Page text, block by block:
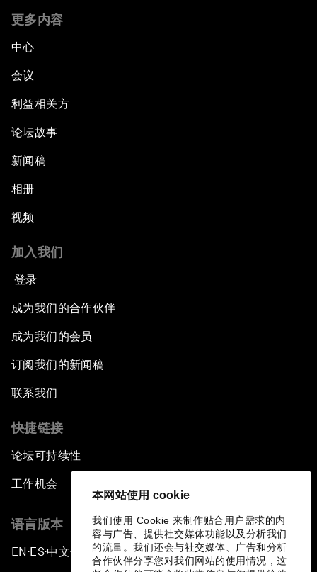
本网站使用 cookie
我们使用 Cookie 来制作贴合用户需求的内
容与广告、提供社交媒体功能以及分析我们
的流量。我们还会与社交媒体、广告和分析
合作伙伴分享您对我们网站的使用情况，这
更多内容
中心
会议
利益相关方
论坛故事
新闻稿
相册
视频
加入我们
登录
成为我们的合作伙伴
成为我们的会员
订阅我们的新闻稿
联系我们
快捷链接
论坛可持续性
工作机会
语言版本
EN ▪ES▪中文▪ 日本語